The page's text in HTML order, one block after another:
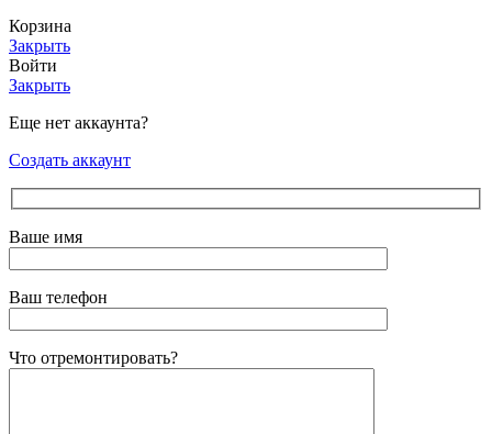
Корзина
Закрыть
Войти
Закрыть
Еще нет аккаунта?
Создать аккаунт
Ваше имя
Ваш телефон
Что отремонтировать?